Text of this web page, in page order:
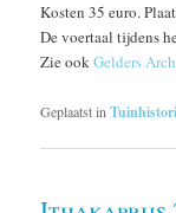
Kosten 35 euro.
De voertaal tijdens
Zie ookGelders
Geplaatst in